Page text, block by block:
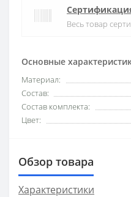
Основные
Материал:
Состав:
Состав комплекта:
Цвет:
Весь товар
Обзор товара
Характеристики